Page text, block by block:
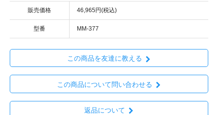
販売価格 46,965円(税込)
型番 MM-377
この商品を友達に教える
この商品について問い合わせる
返品について